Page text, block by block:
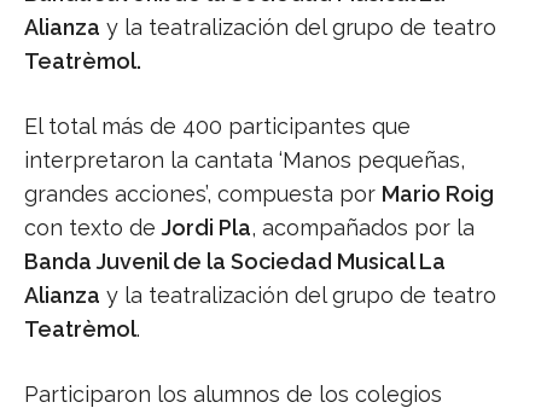
Alianza y la teatralización del grupo de teatro
Teatrèmol.
El total más de 400 participantes que
interpretaron la cantata ‘Manos pequeñas,
grandes acciones’, compuesta por Mario Roig
con texto de Jordi Pla, acompañados por la
Banda Juvenil de la Sociedad Musical La
Alianza y la teatralización del grupo de teatro
Teatrèmol.
Participaron los alumnos de los colegios